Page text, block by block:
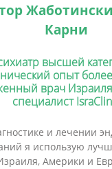
Карни
высшей
опыт
врач
специалист
и лечении
я использую
Америки и